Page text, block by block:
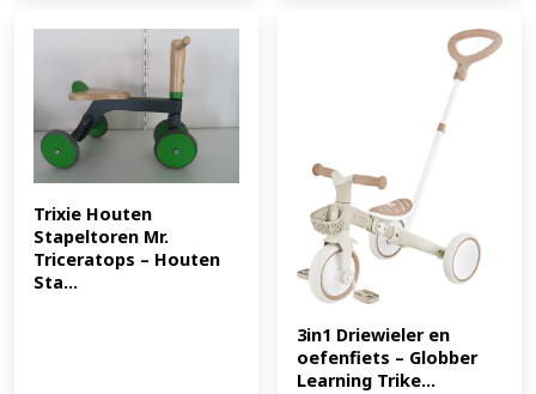
Trixie Houten
Stapeltoren Mr.
Triceratops – Houten
Sta...
3in1 Driewieler en
oefenfiets – Globber
Learning Trike...